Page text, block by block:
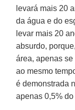
levará mais 20
da água e do
levar mais 20
absurdo,
área, apenas
ao mesmo
é demonstrada
apenas 0,5%